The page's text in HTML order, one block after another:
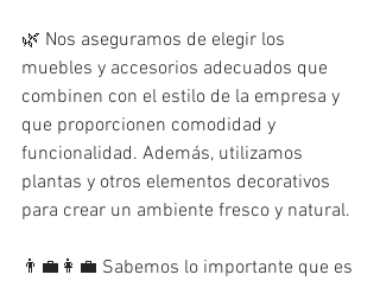
🌿 Nos aseguramos de elegir los
muebles y accesorios adecuados que
combinen con el estilo de la empresa y
que proporcionen comodidad y
funcionalidad. Además, utilizamos
plantas y otros elementos decorativos
para crear un ambiente fresco y natural.
👨‍💼👩‍💼 Sabemos lo importante que es